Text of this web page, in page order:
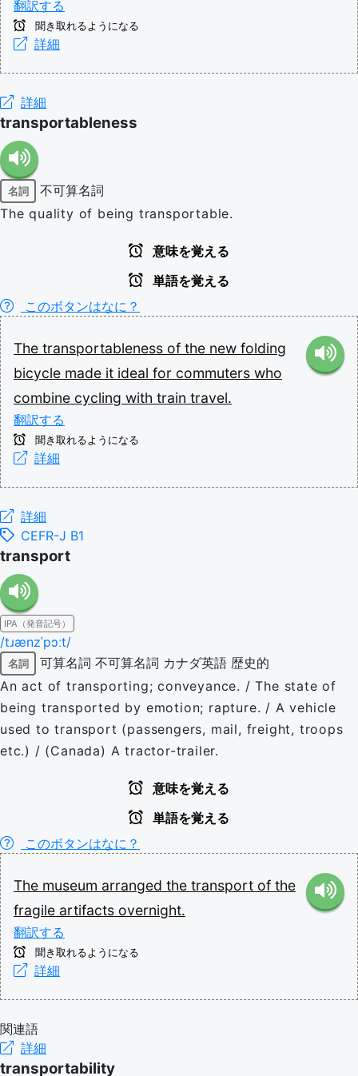
翻訳する
聞き取れるようになる
詳細
詳細
transportableness
名詞
不可算名詞
The quality of being transportable.
意味を覚える
単語を覚える
このボタンはなに？
The transportableness of the new folding
bicycle made it ideal for commuters who
combine cycling with train travel.
翻訳する
聞き取れるようになる
詳細
詳細
CEFR-J B1
transport
IPA（発音記号）
/tɹænzˈpɔːt/
名詞 可算名詞 不可算名詞 カナダ英語 歴史的
An act of transporting; conveyance. / The state of
being transported by emotion; rapture. / A vehicle
used to transport (passengers, mail, freight, troops
etc.) / (Canada) A tractor-trailer.
意味を覚える
単語を覚える
このボタンはなに？
The museum arranged the transport of the
fragile artifacts overnight.
翻訳する
聞き取れるようになる
詳細
関連語
詳細
transportability